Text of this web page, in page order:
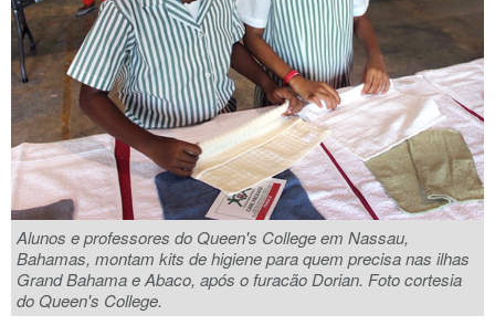
Alunos e professores do Queen's College em Nassau,
Bahamas, montam kits de higiene para quem precisa nas ilhas
Grand Bahama e Abaco, após o furacão Dorian. Foto cortesia
do Queen's College.